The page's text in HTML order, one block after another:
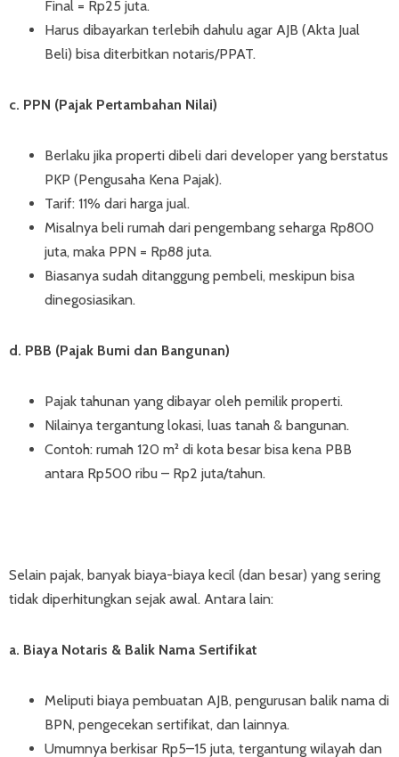
Final = Rp25 juta.
Harus dibayarkan terlebih dahulu agar AJB (Akta Jual
Beli) bisa diterbitkan notaris/PPAT.
c. PPN (Pajak Pertambahan Nilai)
Berlaku jika properti dibeli dari developer yang berstatus
PKP (Pengusaha Kena Pajak).
Tarif: 11% dari harga jual.
Misalnya beli rumah dari pengembang seharga Rp800
juta, maka PPN = Rp88 juta.
Biasanya sudah ditanggung pembeli, meskipun bisa
dinegosiasikan.
d. PBB (Pajak Bumi dan Bangunan)
Pajak tahunan yang dibayar oleh pemilik properti.
Nilainya tergantung lokasi, luas tanah & bangunan.
Contoh: rumah 120 m² di kota besar bisa kena PBB
antara Rp500 ribu – Rp2 juta/tahun.
Selain pajak, banyak biaya-biaya kecil (dan besar) yang sering
tidak diperhitungkan sejak awal. Antara lain:
a. Biaya Notaris & Balik Nama Sertifikat
Meliputi biaya pembuatan AJB, pengurusan balik nama di
BPN, pengecekan sertifikat, dan lainnya.
Umumnya berkisar Rp5–15 juta, tergantung wilayah dan